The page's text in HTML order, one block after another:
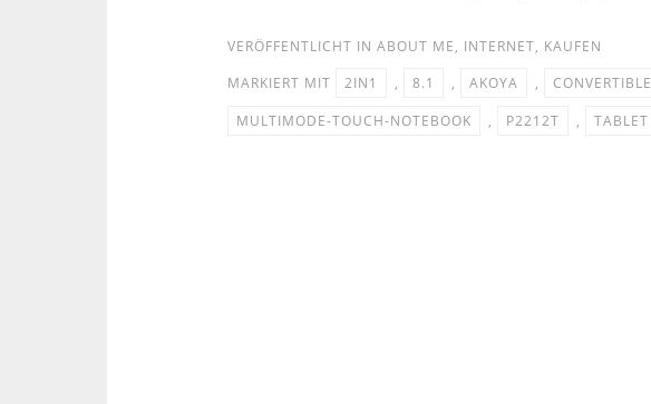
VERÖFFENTLICHT IN ABOUT ME, INTERNET, KAUFEN
MARKIERT MIT
2IN1 , 8.1 , AKOYA , CONVERTIBLE
MULTIMODE-TOUCH-NOTEBOOK
, P2212T , TABLET